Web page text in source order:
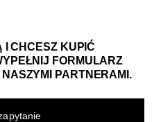
I CHCESZ KUPIĆ
FORMULARZ
PARTNERAMI.